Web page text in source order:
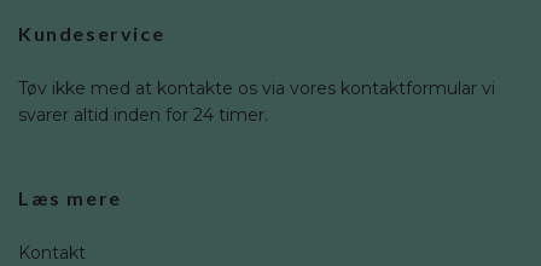
Kundeservice
Tøv ikke med at kontakte os via vores kontaktformular vi
svarer altid inden for 24 timer.
Læs mere
Kontakt